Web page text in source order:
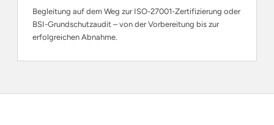
Begleitung auf dem Weg zur ISO-27001-Zertifizierung oder
BSI-Grundschutzaudit – von der Vorbereitung bis zur
erfolgreichen Abnahme.